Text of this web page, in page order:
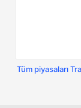
Tüm piyasaları